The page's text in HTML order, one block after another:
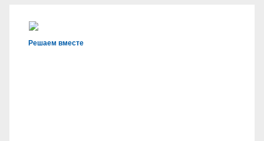
Решаем вместе